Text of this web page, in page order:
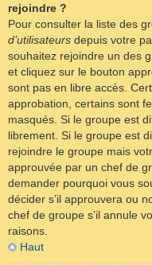
rejoindre ?
Pour consulter la liste des
d’utilisateurs depuis votre
souhaitez rejoindre un des
et cliquez sur le bouton
sont pas en libre accès.
approbation, certains sont
masqués. Si le groupe est
librement. Si le groupe est
rejoindre le groupe mais
approuvée par un chef de
demander pourquoi vous
décider s’il approuvera ou
chef de groupe s’il annule
raisons.
Haut